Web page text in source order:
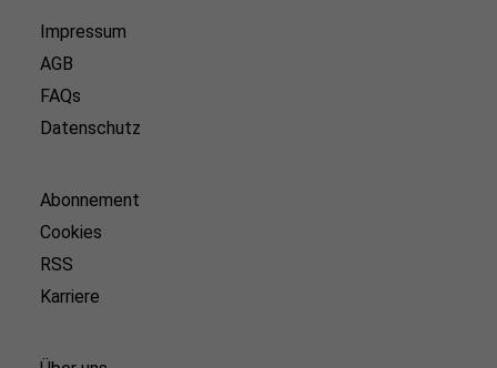
Impressum
AGB
FAQs
Datenschutz
Abonnement
Cookies
RSS
Karriere